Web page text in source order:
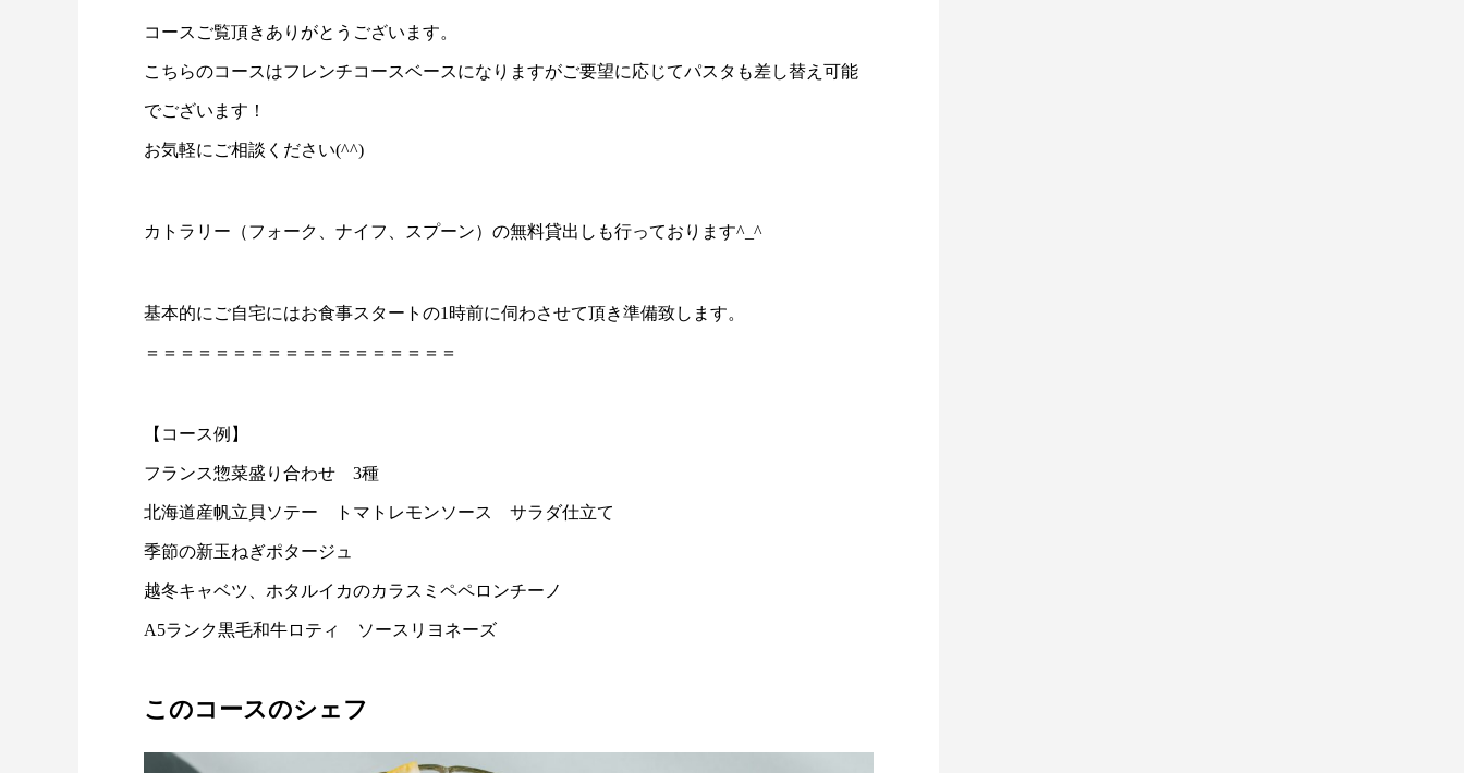
コースご覧頂きありがとうございます。
こちらのコースはフレンチコースベースになりますがご要望に応じてパスタも差し替え可能
でございます！
お気軽にご相談ください(^^)
カトラリー（フォーク、ナイフ、スプーン）の無料貸出しも行っております^_^
基本的にご自宅にはお食事スタートの1時前に伺わさせて頂き準備致します。
＝＝＝＝＝＝＝＝＝＝＝＝＝＝＝＝＝＝
【コース例】
フランス惣菜盛り合わせ 3種
北海道産帆立貝ソテー トマトレモンソース サラダ仕立て
季節の新玉ねぎポタージュ
越冬キャベツ、ホタルイカのカラスミペペロンチーノ
A5ランク黒毛和牛ロティ ソースリヨネーズ
このコースのシェフ